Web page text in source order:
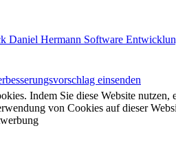
einsenden
Indem Sie diese Website
von Cookies auf dieser